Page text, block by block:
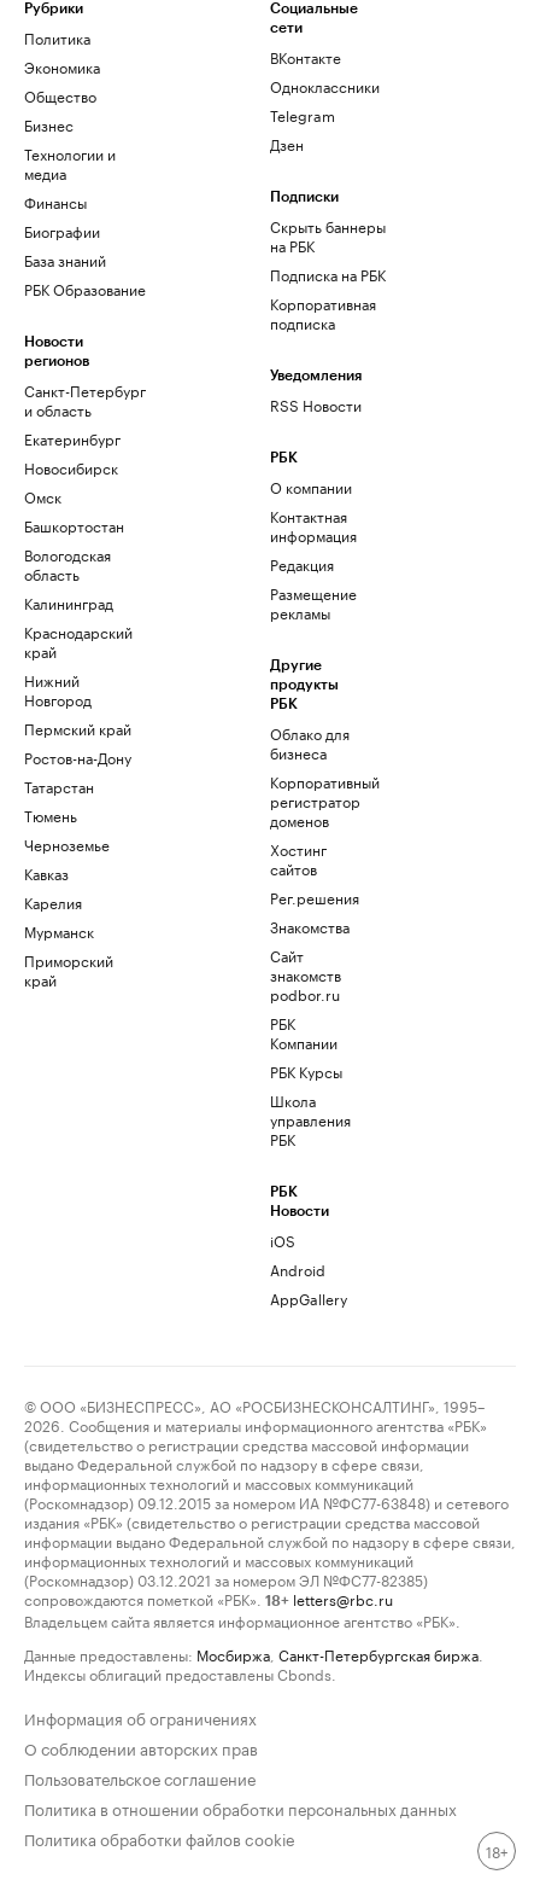
Рубрики
Политика
Экономика
Общество
Бизнес
Технологии и
медиа
Финансы
Биографии
База знаний
РБК Образование
Новости
регионов
Санкт-Петербург
и область
Екатеринбург
Новосибирск
Омск
Башкортостан
Вологодская
область
Калининград
Краснодарский
край
Нижний
Новгород
Пермский край
Ростов-на-Дону
Татарстан
Тюмень
Черноземье
Кавказ
Карелия
Мурманск
Приморский
край
Социальные
сети
ВКонтакте
Одноклассники
Telegram
Дзен
Подписки
Скрыть баннеры
на РБК
Подписка на РБК
Корпоративная
подписка
Уведомления
RSS Новости
РБК
О компании
Контактная
информация
Редакция
Размещение
рекламы
Другие
продукты
РБК
Облако для
бизнеса
Корпоративный
регистратор
доменов
Хостинг
сайтов
Рег.решения
Знакомства
Сайт
знакомств
podbor.ru
РБК
Компании
РБК Курсы
Школа
управления
РБК
РБК
Новости
iOS
Android
AppGallery
© ООО «БИЗНЕСПРЕСС», АО «РОСБИЗНЕСКОНСАЛТИНГ», 1995–
2026. Сообщения и материалы информационного агентства «РБК»
(свидетельство о регистрации средства массовой информации
выдано Федеральной службой по надзору в сфере связи,
информационных технологий и массовых коммуникаций
(Роскомнадзор) 09.12.2015 за номером ИА №ФС77-63848) и сетевого
издания «РБК» (свидетельство о регистрации средства массовой
информации выдано Федеральной службой по надзору в сфере связи,
информационных технологий и массовых коммуникаций
(Роскомнадзор) 03.12.2021 за номером ЭЛ №ФС77-82385)
сопровождаются пометкой «РБК».
18+ letters@rbc.ru
Владельцем сайта является информационное агентство «РБК».
Данные предоставлены: Мосбиржа Санкт-Петербургская биржа
Индексы облигаций предоставлены Cbonds.
Информация об ограничениях
О соблюдении авторских прав
Пользовательское соглашение
Политика в отношении обработки персональных данных
Политика обработки файлов cookie
18+